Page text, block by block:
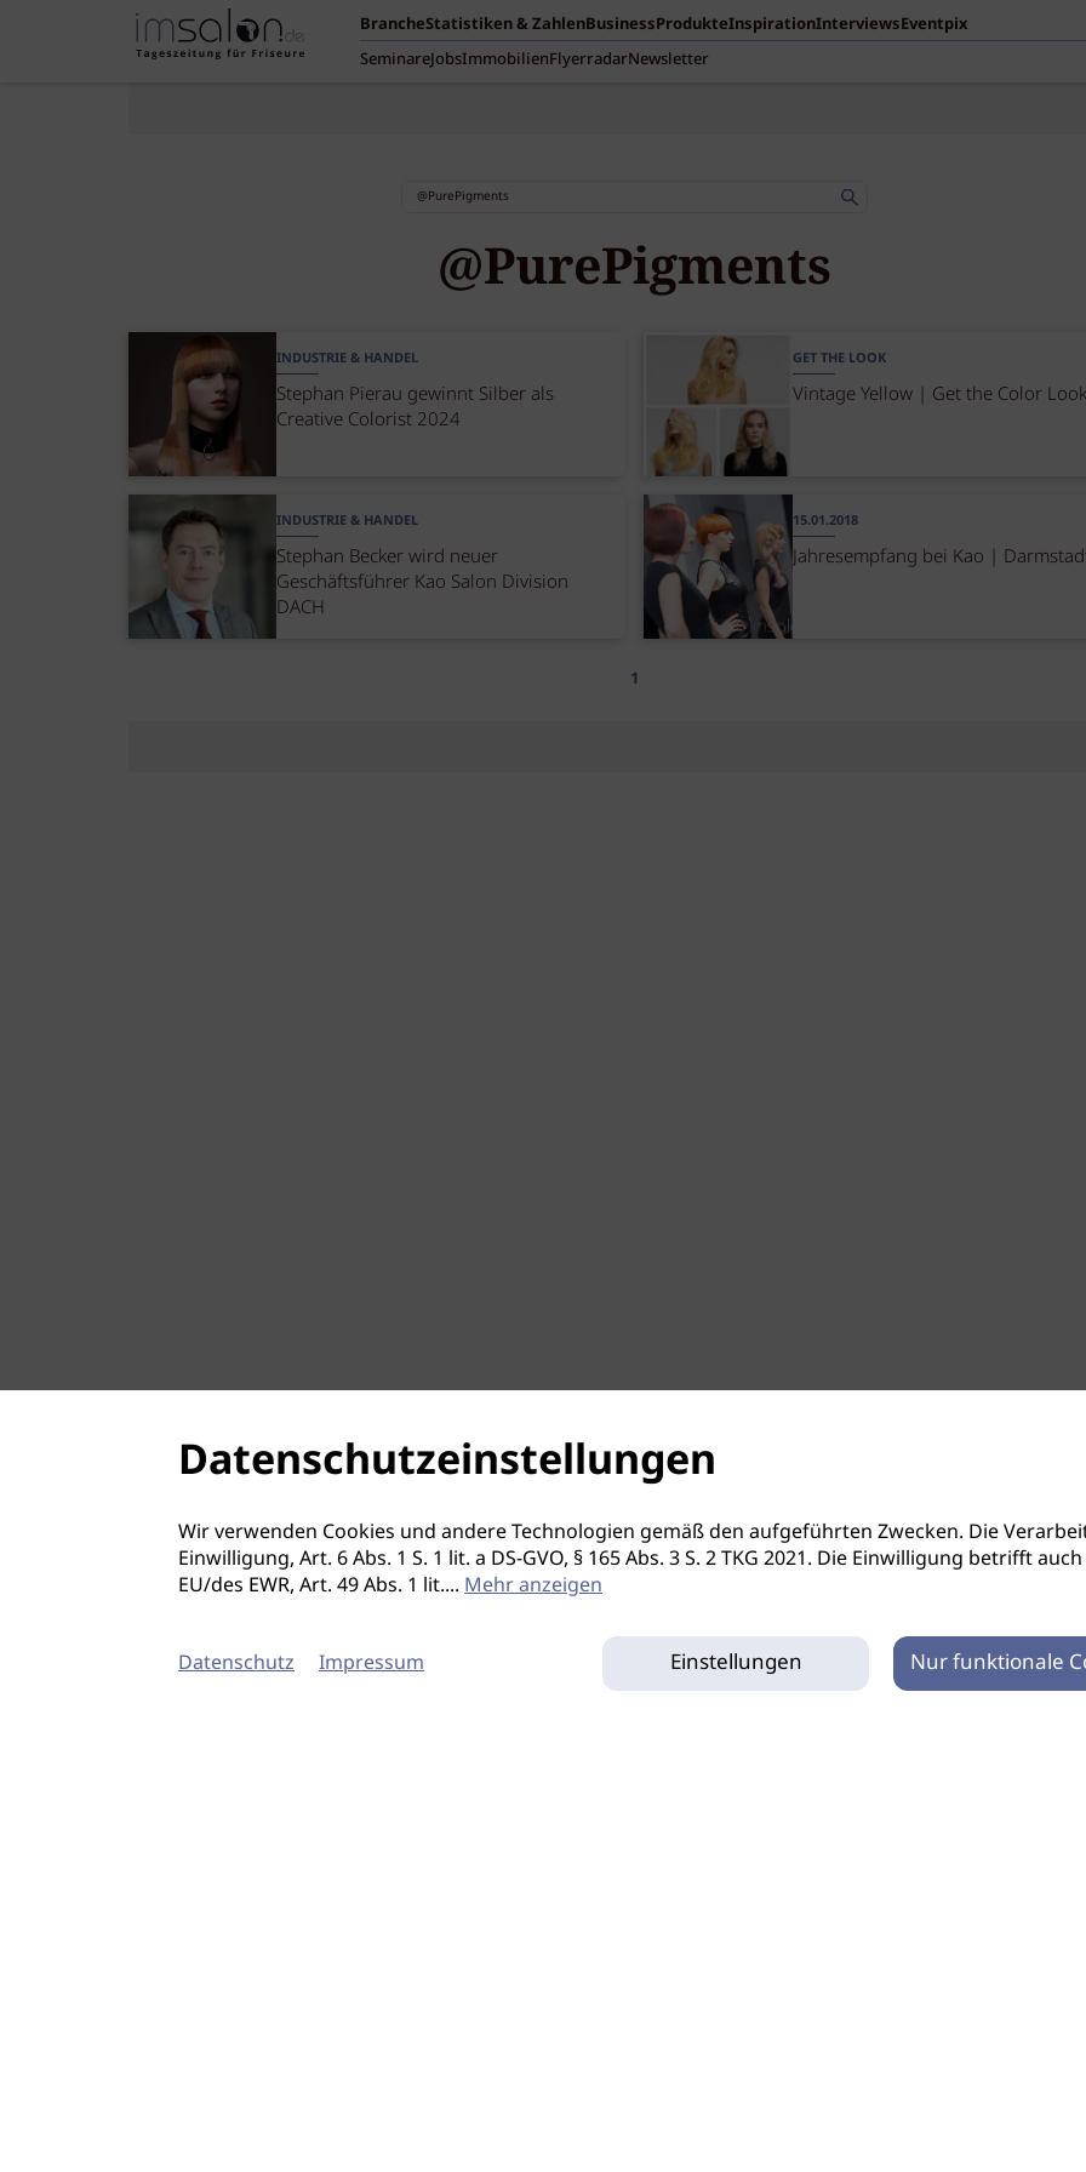
BrancheStatistiken & ZahlenBusinessProdukteInspirationInterviewsEventpix
SeminareJobsImmobilienFlyerradarNewsletter
@PurePigments
INDUSTRIE & HANDEL
Stephan Pierau gewinnt Silber als
Creative Colorist 2024
GET THE LOOK
Vintage Yellow | Get the Color Look
INDUSTRIE & HANDEL
Stephan Becker wird neuer
Geschäftsführer Kao Salon Division
DACH
15.01.2018
Jahresempfang bei Kao |
1
Datenschutzeinstellungen
Wir verwenden Cookies und andere Technologien gemäß den aufgeführten Zwecken. Die
Einwilligung, Art. 6 Abs. 1 S. 1 lit. a DS-GVO, § 165 Abs. 3 S. 2 TKG 2021. Die Einwilligung betrifft
EU/des EWR, Art. 49 Abs. 1 lit.... Mehr anzeigen
Datenschutz Impressum Einstellungen Nur funktionale